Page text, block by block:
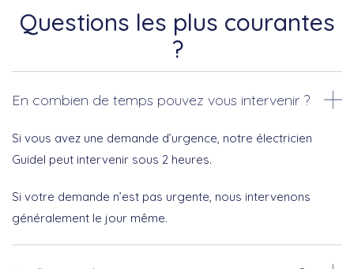
Questions les plus courantes
?
En combien de temps pouvez vous intervenir ?
Si vous avez une demande d’urgence, notre électricien
Guidel peut intervenir sous 2 heures.
Si votre demande n’est pas urgente, nous intervenons
généralement le jour même.